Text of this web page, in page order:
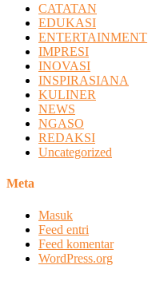
CATATAN
EDUKASI
ENTERTAINMENT
IMPRESI
INOVASI
INSPIRASIANA
KULINER
NEWS
NGASO
REDAKSI
Uncategorized
Meta
Masuk
Feed entri
Feed komentar
WordPress.org